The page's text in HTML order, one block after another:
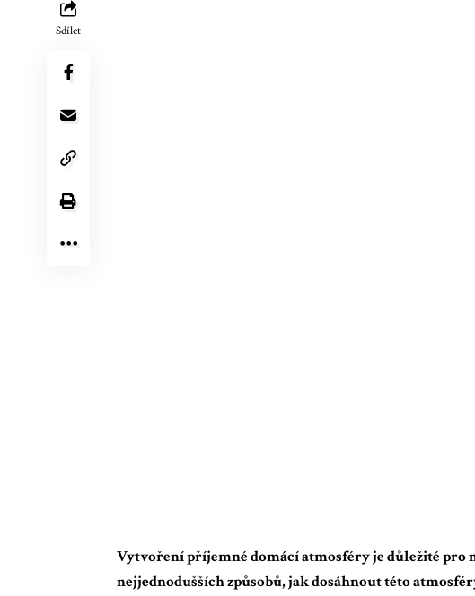
Sdílet
Vytvoření příjemné domácí atmosféry je důležité pro
nejjednodušších způsobů, jak dosáhnout této